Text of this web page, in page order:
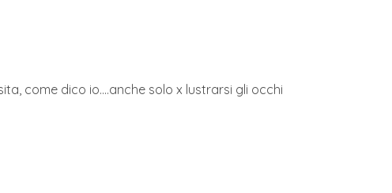
come dico io....anche solo x lustrarsi gli occhi